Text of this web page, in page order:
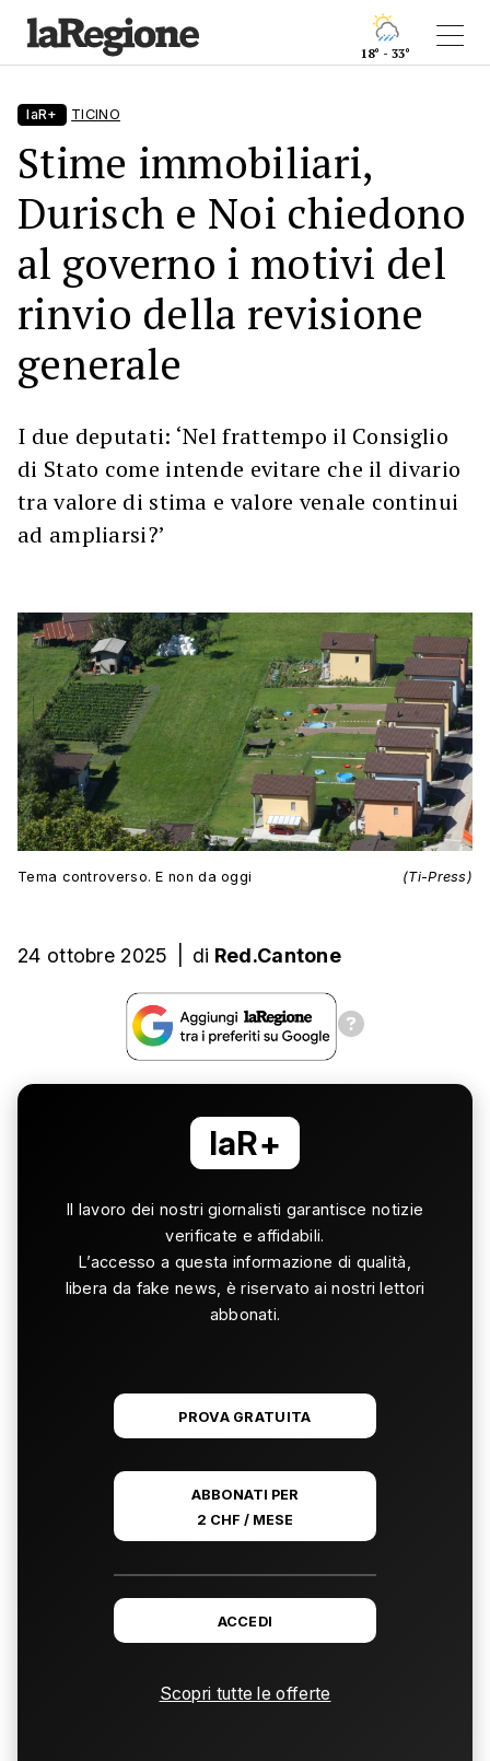
18° - 33°
laR+ TICINO
Stime immobiliari,
Durisch e Noi chiedono
al governo i motivi del
rinvio della revisione
generale
I due deputati: ‘Nel frattempo il Consiglio
di Stato come intende evitare che il divario
tra valore di stima e valore venale continui
ad ampliarsi?’
Tema controverso. E non da oggi (Ti-Press)
24 ottobre 2025 di Red.Cantone
laR+
Il lavoro dei nostri giornalisti garantisce notizie
verificate e affidabili.
L’accesso a questa informazione di qualità,
libera da fake news, è riservato ai nostri lettori
abbonati.
PROVA GRATUITA
ABBONATI PER
2 CHF / MESE
ACCEDI
Scopri tutte le offerte